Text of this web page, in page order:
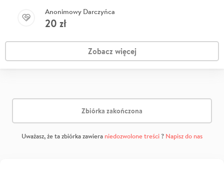
Anonimowy Darczyńca
20 zł
Zobacz więcej
Zbiórka zakończona
Uważasz, że ta zbiórka zawiera niedozwolone treści? Napisz do nas